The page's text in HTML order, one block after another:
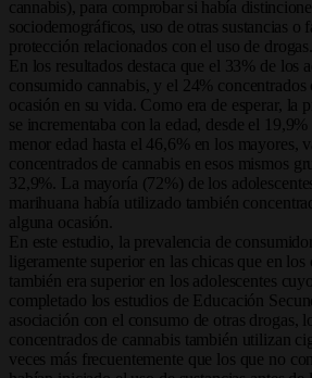
cannabis), para comprobar si había
sociodemográficos, uso de otras sustancias o
protección relacionados con el uso de drogas.
En los resultados destaca que el 33% de los
consumido cannabis, y el 24% concentrados
ocasión en su vida. Como era de esperar, la
se incrementaba con la edad, desde el
menor edad hasta el 46,6% en los mayores,
concentrados de cannabis en esos mismos
32,9%. La mayoría (72%) de los
marihuana había utilizado también
alguna ocasión.
En este estudio, la prevalencia de
ligeramente superior en las chicas que en
también era superior en los adolescentes
completado los estudios de Educación
asociación con el consumo de otras drogas,
concentrados de cannabis también utilizan
veces más frecuentemente que los que no